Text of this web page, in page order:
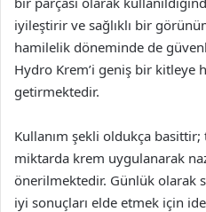
iyileştirir ve sağlıklı bir
hamilelik döneminde de
Hydro Krem’i geniş bir kitleye
getirmektedir.
Kullanım şekli oldukça
miktarda krem uygulanarak
önerilmektedir. Günlük olarak
iyi sonuçları elde etmek için